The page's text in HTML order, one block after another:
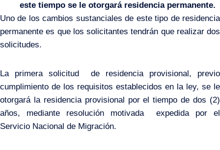
este tiempo se le otorgará residencia permanente.
Uno de los cambios sustanciales de este tipo de residencia
permanente es que los solicitantes tendrán que realizar dos
solicitudes.
La primera solicitud de residencia provisional, previo
cumplimiento de los requisitos establecidos en la ley, se le
otorgará la residencia provisional por el tiempo de dos (2)
años, mediante resolución motivada expedida por el
Servicio Nacional de Migración.